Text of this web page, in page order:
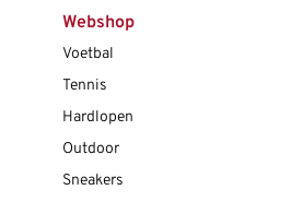
Webshop
Voetbal
Tennis
Hardlopen
Outdoor
Sneakers